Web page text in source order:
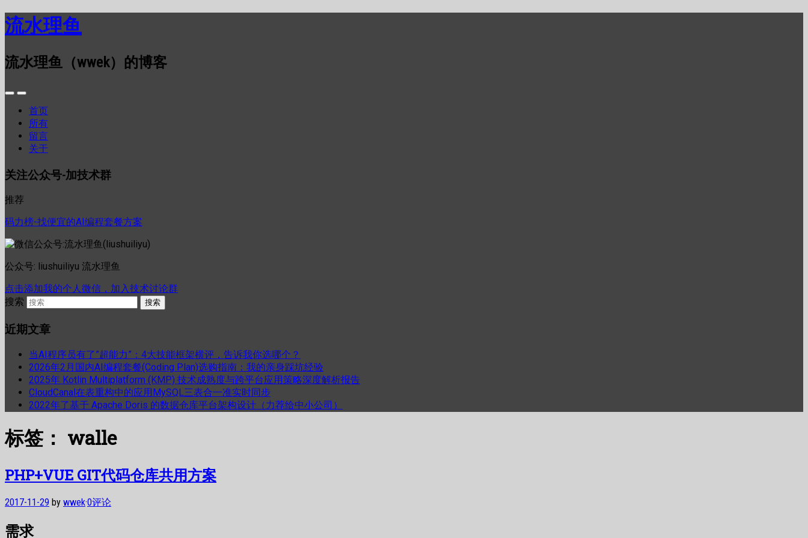
流水理鱼
流水理鱼（wwek）的博客
首页
所有
留言
关于
关注公众号-加技术群
推荐
码力榜-找便宜的AI编程套餐方案
公众号: liushuiliyu 流水理鱼
点击添加我的个人微信，加入技术讨论群
搜索
近期文章
当AI程序员有了”超能力”：4大技能框架横评，告诉我你选哪个？
2026年2月国内AI编程套餐(Coding Plan)选购指南：我的亲身踩坑经验
2025年 Kotlin Multiplatform (KMP) 技术成熟度与跨平台应用策略深度解析报告
CloudCanal在表重构中的应用MySQL三表合一准实时同步
2022年了基于 Apache Doris 的数据仓库平台架构设计（力荐给中小公司）
标签： walle
PHP+VUE GIT代码仓库共用方案
2017-11-29 by wwek·0评论
需求